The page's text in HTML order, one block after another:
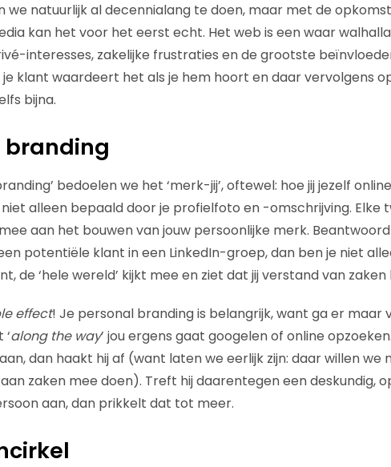
we natuurlijk al decennialang te doen, maar met de
kan het voor het eerst echt. Het web is een waar
interesses, zakelijke frustraties en de grootste
je klant waardeert het als je hem hoort en daar vervolgens
bijna.
branding
bedoelen we het ‘merk-jij’, oftewel: hoe jij jezelf
niet alleen bepaald door je profielfoto en -omschrijving. Elke
aan het bouwen van jouw persoonlijke merk.
potentiële klant in een LinkedIn-groep, dan ben je niet
de ‘hele wereld’ kijkt mee en ziet dat jij verstand van zaken
effect! Je personal branding is belangrijk, want ga er maar
along the way’ jou ergens gaat googelen of online
dan haakt hij af (want laten we eerlijk zijn: daar willen we
zaken mee doen). Treft hij daarentegen een deskundig,
aan, dan prikkelt dat tot meer.